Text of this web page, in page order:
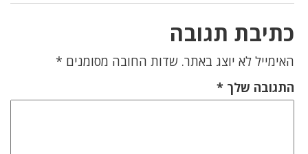
כתיבת תגובה
האימייל לא יוצג באתר. שדות החובה מסומנים *
התגובה שלך *